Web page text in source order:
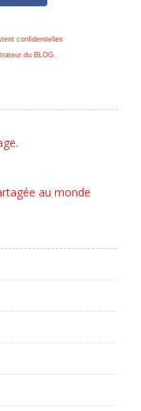
confidentielles
du BLOG.
au monde